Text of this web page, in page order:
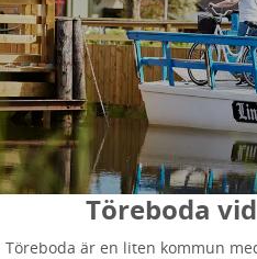
Töreboda
Töreboda är en liten kommun